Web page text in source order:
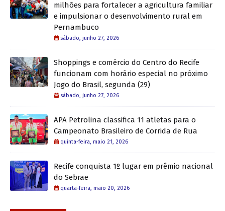
milhões para fortalecer a agricultura familiar
e impulsionar o desenvolvimento rural em
Pernambuco
sábado, junho 27, 2026
Shoppings e comércio do Centro do Recife
funcionam com horário especial no próximo
Jogo do Brasil, segunda (29)
sábado, junho 27, 2026
APA Petrolina classifica 11 atletas para o
Campeonato Brasileiro de Corrida de Rua
quinta-feira, maio 21, 2026
Recife conquista 1º lugar em prêmio nacional
do Sebrae
quarta-feira, maio 20, 2026